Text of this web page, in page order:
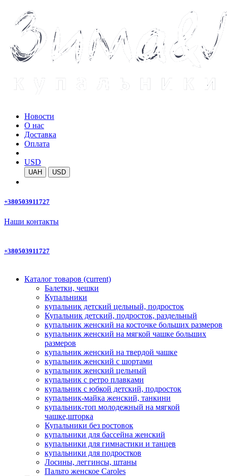
Новости
О нас
Доставка
Оплата
USD
UAH USD
+380503911727
Наши контакты
+380503911727
Каталог товаров (current)
Балетки, чешки
Купальники
купальник детский цельный, подросток
Купальник детский, подросток, раздельный
купальник женский на косточке больших размеров
купальник женский на мягкой чашке больших
размеров
купальник женский на твердой чашке
купальник женский с шортами
купальник женский цельный
купальник с ретро плавками
купальник с юбкой детский, подросток
купальник-майка женский, танкини
купальник-топ молодежный на мягкой
чашке,шторка
Купальники без ростовок
купальники для бассейна женский
купальники для гимнастики и танцев
купальники для подростков
Лосины, леггинсы, штаны
Пальто женское Caroles